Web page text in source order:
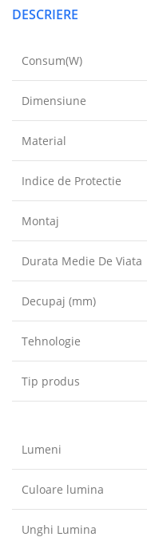
DESCRIERE
Consum(W)
Dimensiune
Material
Indice de Protectie
Montaj
Durata Medie De Viata
Decupaj (mm)
Tehnologie
Tip produs
Lumeni
Culoare lumina
Unghi Lumina